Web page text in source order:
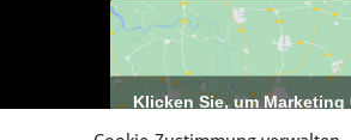
Klicken Sie, um Marketing